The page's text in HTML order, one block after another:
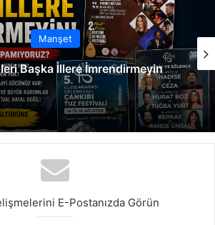
Manşet
Başka İllere İmrendirmeyin
E-Postanızda Görün